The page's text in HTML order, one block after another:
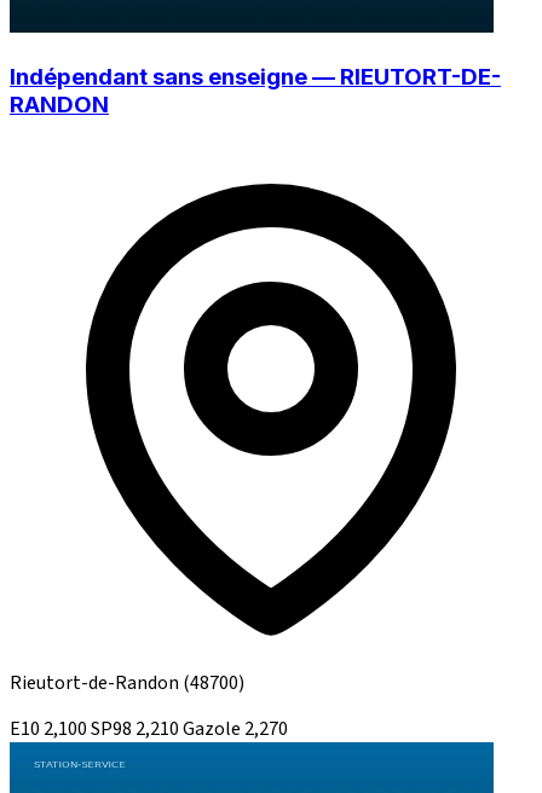
Indépendant sans enseigne — RIEUTORT-DE-
RANDON
Rieutort-de-Randon (48700)
E10 2,100SP98 2,210Gazole 2,270